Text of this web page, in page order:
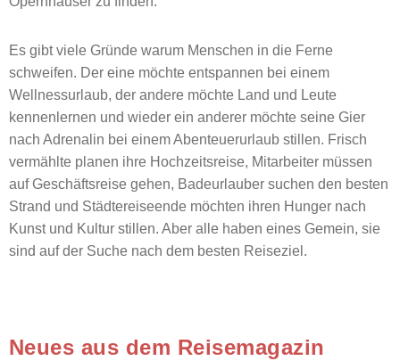
Es gibt viele Gründe warum Menschen in die Ferne
schweifen. Der eine möchte entspannen bei einem
Wellnessurlaub, der andere möchte Land und Leute
kennenlernen und wieder ein anderer möchte seine Gier
nach Adrenalin bei einem Abenteuerurlaub stillen. Frisch
vermählte planen ihre Hochzeitsreise, Mitarbeiter müssen
auf Geschäftsreise gehen, Badeurlauber suchen den besten
Strand und Städtereiseende möchten ihren Hunger nach
Kunst und Kultur stillen. Aber alle haben eines Gemein, sie
sind auf der Suche nach dem besten Reiseziel.
Neues aus dem Reisemagazin